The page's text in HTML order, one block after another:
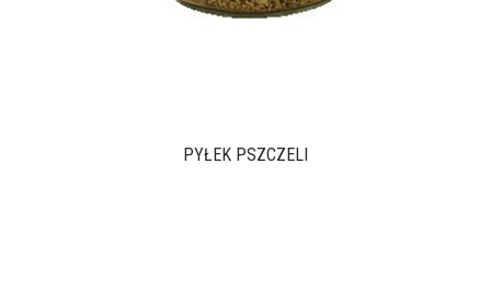
PYŁEK PSZCZELI